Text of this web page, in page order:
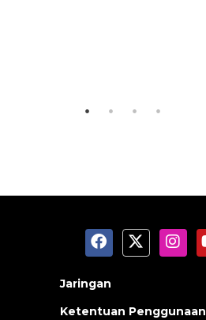
Jaringan
Ketentuan Penggunaan